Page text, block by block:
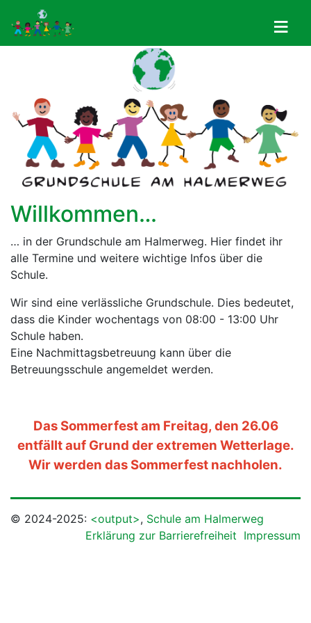
Willkommen…
… in der Grundschule am Halmerweg. Hier findet ihr
alle Termine und weitere wichtige Infos über die
Schule.
Wir sind eine verlässliche Grundschule. Dies bedeutet,
dass die Kinder wochentags von 08:00 - 13:00 Uhr
Schule haben.
Eine Nachmittagsbetreuung kann über die
Betreuungsschule angemeldet werden.
Das Sommerfest am Freitag, den 26.06
entfällt auf Grund der extremen Wetterlage.
Wir werden das Sommerfest nachholen.
© 2024-2025: <output>, Schule am Halmerweg
Erklärung zur Barrierefreiheit Impressum